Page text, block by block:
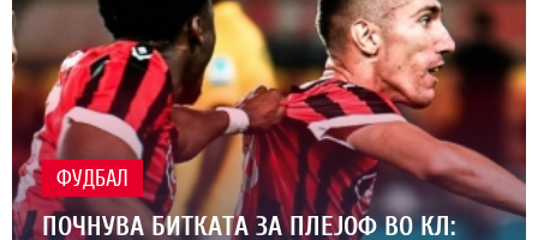
ФУДБАЛ
ПОЧНУВА БИТКАТА ЗА ПЛЕЈОФ ВО КЛ: